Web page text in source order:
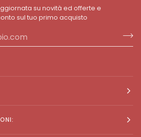
su novità ed offerte e
sul tuo primo acquisto